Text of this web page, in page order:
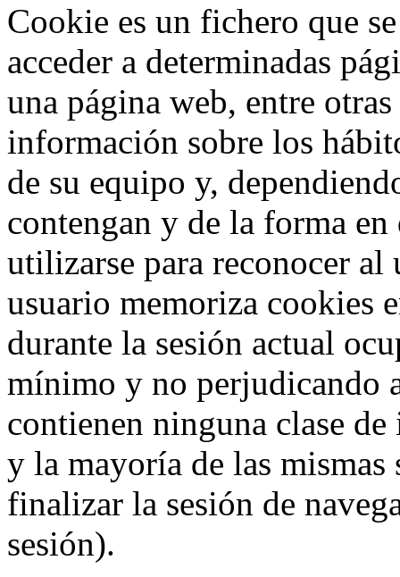
Cookie es un fichero que
acceder a determinadas
una página web, entre
información sobre los
de su equipo y,
contengan y de la forma
utilizarse para reconocer
usuario memoriza cookies
durante la sesión actual
mínimo y no perjudicando
contienen ninguna clase
y la mayoría de las
finalizar la sesión de
sesión).